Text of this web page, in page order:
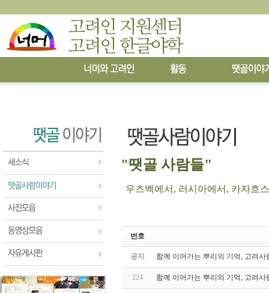
"땟골 사람들"
우즈벡에서, 러시아에서, 카자흐스
번호
공지 함께 이어가는 뿌리의 기억, 고려사
224 함께 이어가는 뿌리의 기억, 고려사